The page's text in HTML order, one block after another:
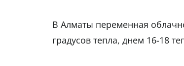
В Алматы переменная
градусов тепла, днем 16-18